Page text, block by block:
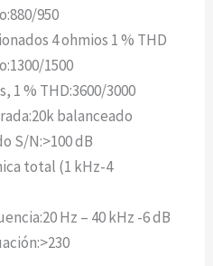
880/950
4 ohmios 1 % THD
1300/1500
1 % THD:3600/3000
20k balanceado
S/N:>100 dB
total (1 kHz-4
20 Hz – 40 kHz -6 dB
>230